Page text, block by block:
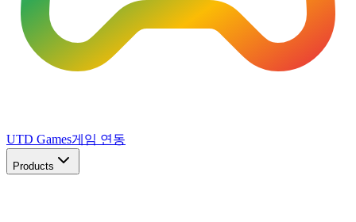
UTD Games게임 연동
Products